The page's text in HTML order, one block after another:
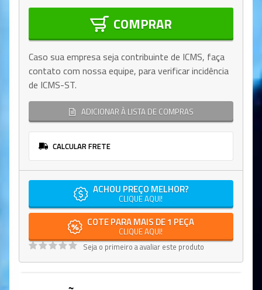
COMPRAR
Caso sua empresa seja contribuinte de ICMS, faça
contato com nossa equipe, para verificar incidência
de ICMS-ST.
ADICIONAR À LISTA DE COMPRAS
CALCULAR FRETE
ACHOU PREÇO MELHOR?
CLIQUE AQUI!
COTE PARA MAIS DE 1 PEÇA
CLIQUE AQUI!
Seja o primeiro a avaliar este produto